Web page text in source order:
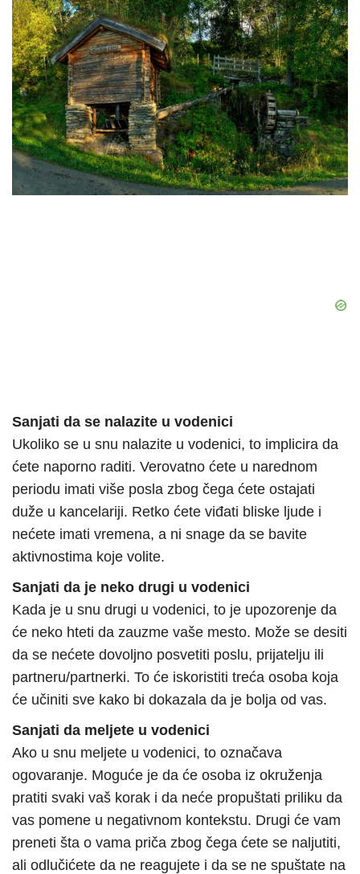
Sanjati da se nalazite u vodenici
Ukoliko se u snu nalazite u vodenici, to implicira da
ćete naporno raditi. Verovatno ćete u narednom
periodu imati više posla zbog čega ćete ostajati
duže u kancelariji. Retko ćete viđati bliske ljude i
nećete imati vremena, a ni snage da se bavite
aktivnostima koje volite.
Sanjati da je neko drugi u vodenici
Kada je u snu drugi u vodenici, to je upozorenje da
će neko hteti da zauzme vaše mesto. Može se desiti
da se nećete dovoljno posvetiti poslu, prijatelju ili
partneru/partnerki. To će iskoristiti treća osoba koja
će učiniti sve kako bi dokazala da je bolja od vas.
Sanjati da meljete u vodenici
Ako u snu meljete u vodenici, to označava
ogovaranje. Moguće je da će osoba iz okruženja
pratiti svaki vaš korak i da neće propuštati priliku da
vas pomene u negativnom kontekstu. Drugi će vam
preneti šta o vama priča zbog čega ćete se naljutiti,
ali odlučićete da ne reagujete i da se ne spuštate na